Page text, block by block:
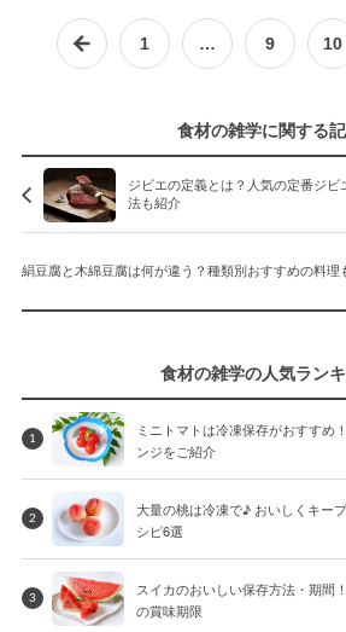
1 … 9 10
食材の雑学に関する
ジビエの定義とは？人気の定番ジビ
法も紹介
絹豆腐と木綿豆腐は何が違う？種類別おすすめの料理
食材の雑学の人気ラン
1
ミニトマトは冷凍保存がおすすめ
ンジをご紹介
2
大量の桃は冷凍で♪ おいしくキー
シピ6選
3
スイカのおいしい保存方法・期間
の賞味期限